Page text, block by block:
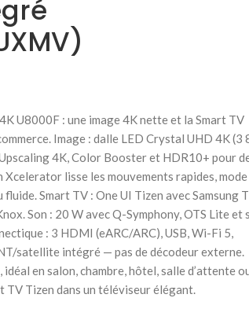
U8000F : une image 4K nette et la Smart TV
Image : dalle LED Crystal UHD 4K (3
4K, Color Booster et HDR10+ pour
lisse les mouvements rapides, mode
Smart TV : One UI Tizen avec Samsung
Son : 20 W avec Q-Symphony, OTS Lite et
: 3 HDMI (eARC/ARC), USB, Wi-Fi 5,
satellite intégré — pas de décodeur externe.
en salon, chambre, hôtel, salle d’attente
TV Tizen dans un téléviseur élégant.